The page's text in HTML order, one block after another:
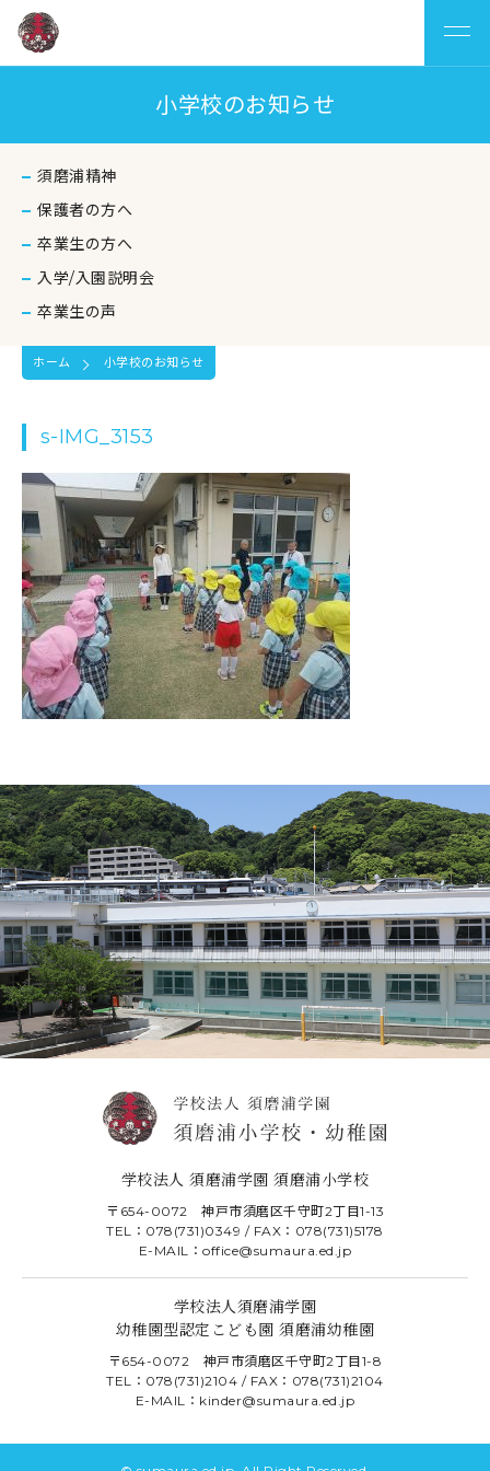
小学校のお知らせ
須磨浦精神
保護者の方へ
卒業生の方へ
入学/入園説明会
卒業生の声
ホーム 小学校のお知らせ
s-IMG_3153
学校法人 須磨浦学園 須磨浦小学校
〒654-0072 神戸市須磨区千守町2丁目1-13
TEL：078(731)0349 / FAX：078(731)5178
E-MAIL：office@sumaura.ed.jp
学校法人須磨浦学園
幼稚園型認定こども園 須磨浦幼稚園
〒654-0072 神戸市須磨区千守町2丁目1-8
TEL：078(731)2104 / FAX：078(731)2104
E-MAIL：kinder@sumaura.ed.jp